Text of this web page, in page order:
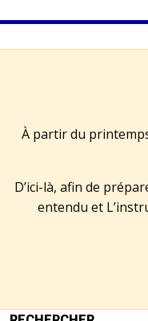
À partir du
D’ici-là, afin de
entendu et